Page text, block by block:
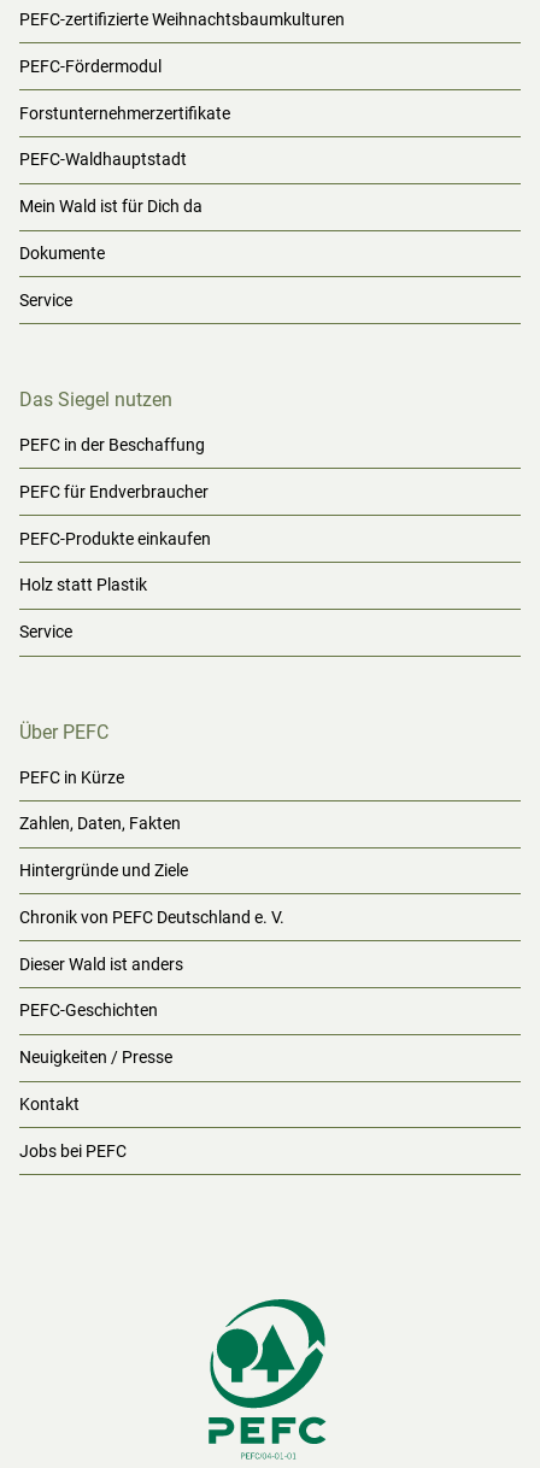
PEFC-zertifizierte Weihnachtsbaumkulturen
PEFC-Fördermodul
Forstunternehmerzertifikate
PEFC-Waldhauptstadt
Mein Wald ist für Dich da
Dokumente
Service
Das Siegel nutzen
PEFC in der Beschaffung
PEFC für Endverbraucher
PEFC-Produkte einkaufen
Holz statt Plastik
Service
Über PEFC
PEFC in Kürze
Zahlen, Daten, Fakten
Hintergründe und Ziele
Chronik von PEFC Deutschland e. V.
Dieser Wald ist anders
PEFC-Geschichten
Neuigkeiten / Presse
Kontakt
Jobs bei PEFC